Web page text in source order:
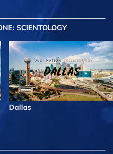
SCIENTOLOGY
Dallas